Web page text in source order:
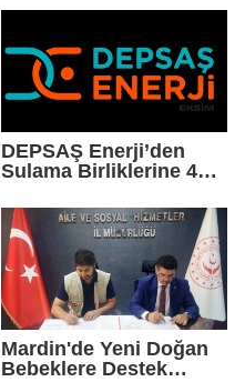
DEPSAŞ Enerji’den
Sulama Birliklerine 48
Mardin'de Yeni Doğan
Bebeklere Destek